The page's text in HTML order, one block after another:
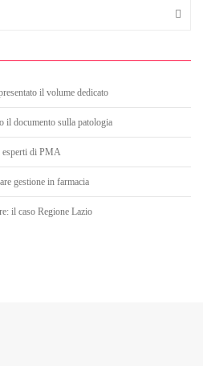
il volume dedicato
il documento sulla patologia
esperti di PMA
gestione in farmacia
il caso Regione Lazio